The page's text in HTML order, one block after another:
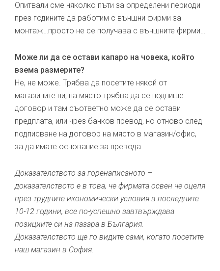
Опитвали сме няколко пъти за определени периоди
през годините да работим с външни фирми за
монтаж…просто не се получава с външните фирми…
Може ли да се остави капаро на човека, който
взема размерите?
Не, не може. Трябва да посетите някой от
магазините ни, на място трябва да се подпише
договор и там съответно може да се остави
предплата, или чрез банков превод, но отново след
подписване на договор на място в магазин/офис,
за да имате основание за превода…
Доказателството за горенаписаното –
доказателството е в това, че фирмата освен че оцеля
през трудните икономически условия в последните
10-12 години, все по-успешно завтвърждава
позициите си на пазара в България.
Доказателството ще го видите сами, когато посетите
наш магазин в София.